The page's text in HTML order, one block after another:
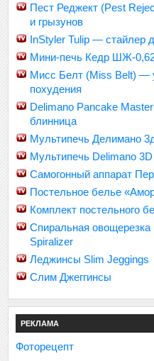
Пест Реджект (Pest
и грызунов
InStyler Tulip — стайлер
Мини-печь Кедр ШЖ-
Мисс Белт (Miss Belt) —
похудения
Delimano Pancake
блинница
Мультипечь Делимано
Мультипечь Delimano
Самогонный аппарат
Постельное белье
Комплект постельного
Спиральная овощерезка
Spiralizer
Леджинсы Slim Jeggings
Слим Джеггинсы
РЕКЛАМА
Фоторецепт